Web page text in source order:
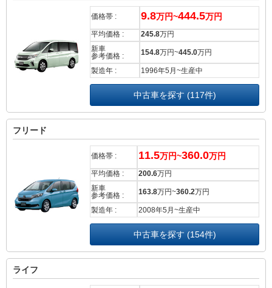
価格帯 : 9.8万円~444.5万円
平均価格 : 245.8万円
新車
参考価格 :
154.8万円~445.0万円
製造年 : 1996年5月~生産中
中古車を探す (117件)
フリード
価格帯 : 11.5万円~360.0万円
平均価格 : 200.6万円
新車
参考価格 :
163.8万円~360.2万円
製造年 : 2008年5月~生産中
中古車を探す (154件)
ライフ